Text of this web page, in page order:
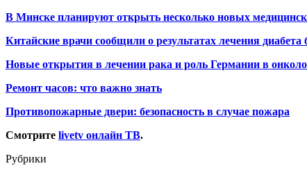
В Минске планируют открыть несколько новых
Китайские врачи сообщили о результатах лечения диабета
Новые открытия в лечении рака и роль Германии в
Ремонт часов: что важно знать
Противопожарные двери: безопасность в случае пожара
Смотрите livetv онлайн ТВ.
Рубрики